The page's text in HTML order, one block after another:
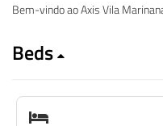
Bem-vindo ao Axis Vila
Beds